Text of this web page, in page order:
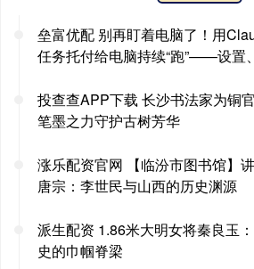
垒富优配 别再盯着电脑了！用
任务托付给电脑持续“跑”——设置
投查查APP下载 长沙书法家为铜
笔墨之力守护古树芳华
涨乐配资官网 【临汾市图书馆】
唐宗：李世民与山西的历史渊源
派生配资 1.86米大明女将秦良玉
史的巾帼脊梁